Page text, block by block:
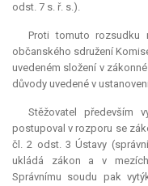
odst. 7 s. ř. s.).
Proti tomuto rozsudku
občanského sdružení
uvedeném složení v
důvody uvedené v
Stěžovatel především
postupoval v rozporu se
čl. 2 odst. 3 Ústavy
ukládá zákon a v
Správnímu soudu pak